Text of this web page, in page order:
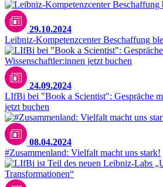
29.10.2024
Leibniz-Kompetenzcenter Beschaffung
24.09.2024
LIfBi bei "Book a Scientist": Gespräche
jetzt buchen
08.04.2024
#Zusammenland: Vielfalt macht uns stark!